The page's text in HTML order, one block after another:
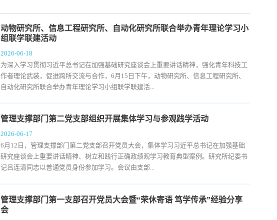
动物研究所、信息工程研究所、自动化研究所联合举办青年理论学习小
组联学联建活动
2026-06-18
为深入学习贯彻习近平总书记在加强基础研究座谈会上重要讲话精神，强化青年科技工
作者理论武装，促进跨所交流与合作，6月15日下午，动物研究所、信息工程研究所、
自动化研究所联合举办青年理论学习小组联学联建活...
管理支撑部门第二党支部组织开展集体学习与参观践学活动
2026-06-17
6月12日，管理支撑部门第二党支部召开党员大会，集体学习习近平总书记在加强基础
研究座谈会上重要讲话精神、树立和践行正确政绩观学习教育典型案例。研究所纪委书
记吕连清同志以普通党员身份参加学习。会议由支部...
管理支撑部门第一支部召开党员大会暨“荣休寄语 笃学传承”经验分享
会